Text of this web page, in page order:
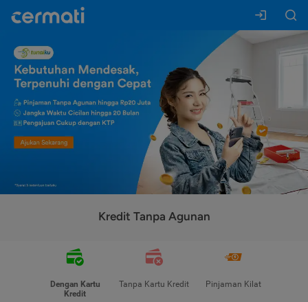
Kredit Tanpa Agunan
Dengan Kartu
Kredit
Tanpa Kartu Kredit Pinjaman Kilat